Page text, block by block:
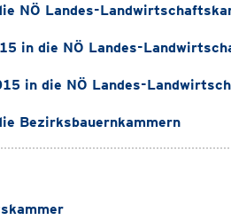
NÖ Landes-
in die NÖ Landes-
in die NÖ Landes-
Bezirksbauernkammern